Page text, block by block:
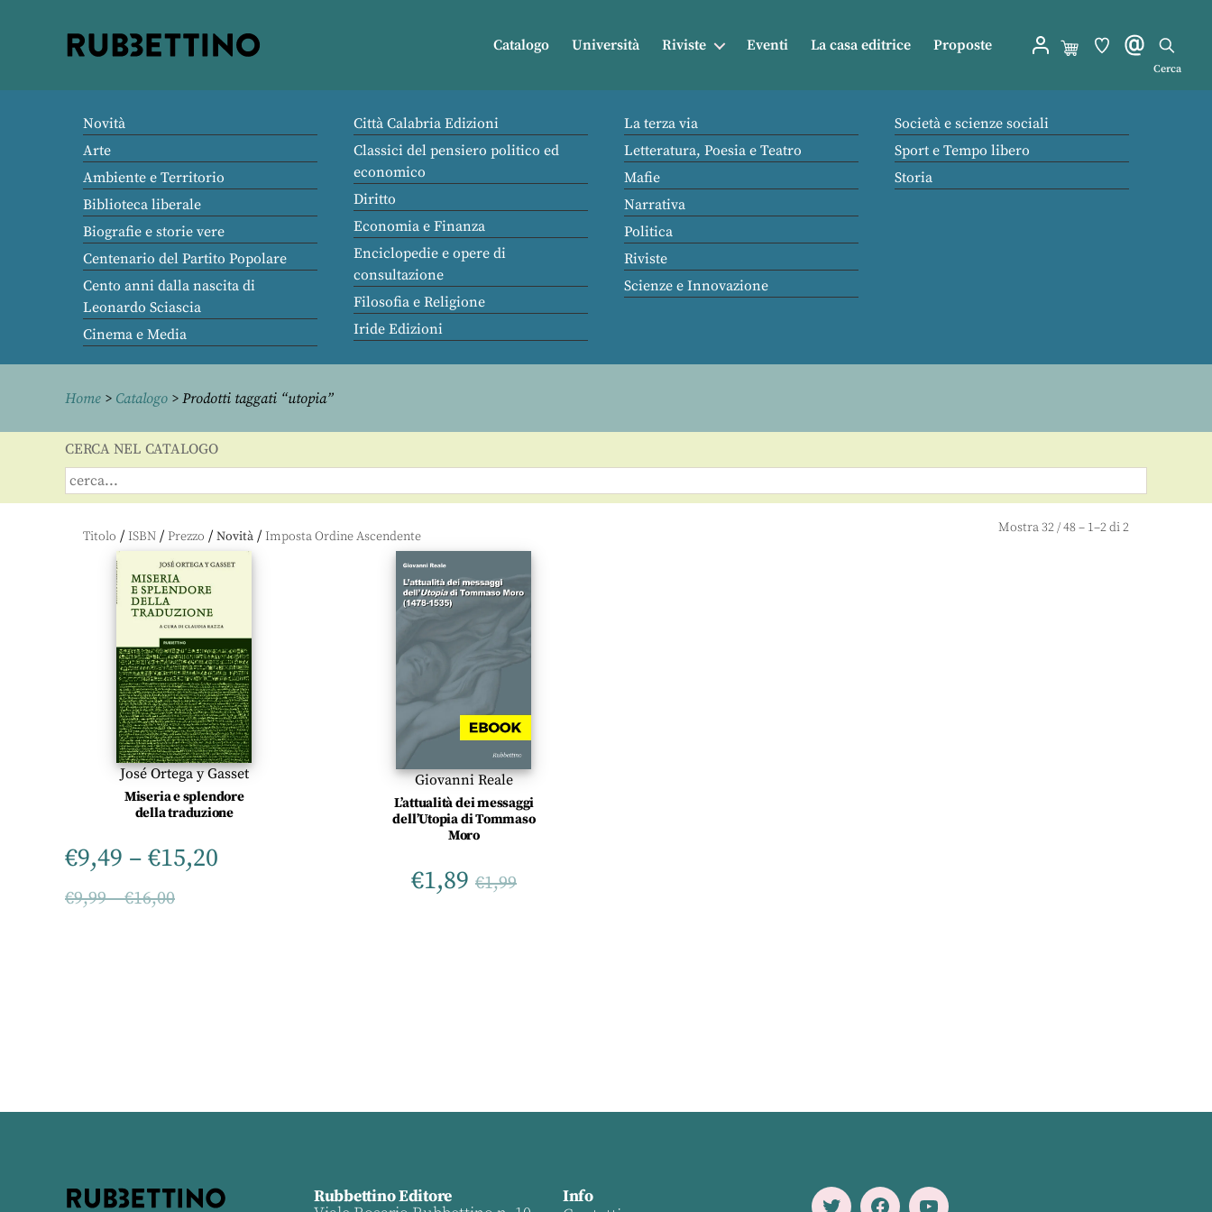
Catalogo Università Riviste Eventi La casa editrice Proposte
Cerca
Novità
Arte
Ambiente e Territorio
Biblioteca liberale
Biografie e storie vere
Centenario del Partito Popolare
Cento anni dalla nascita di
Leonardo Sciascia
Cinema e Media
Città Calabria Edizioni
Classici del pensiero politico ed
economico
Diritto
Economia e Finanza
Enciclopedie e opere di
consultazione
Filosofia e Religione
Iride Edizioni
La terza via
Letteratura, Poesia e Teatro
Mafie
Narrativa
Politica
Riviste
Scienze e Innovazione
Società e scienze sociali
Sport e Tempo libero
Storia
Home > Catalogo > Prodotti taggati “utopia”
CERCA NEL CATALOGO
Titolo / ISBN / Prezzo / Novità / Mostra32/48– 1–2 di 2
José Ortega y Gasset
Miseria e splendore
della traduzione
€9,49 – €15,20
€9,99–€16,00
Giovanni Reale
L’attualità dei messaggi
dell’Utopia di Tommaso
Moro
€1,89 €1,99
Rubbettino Editore
Info